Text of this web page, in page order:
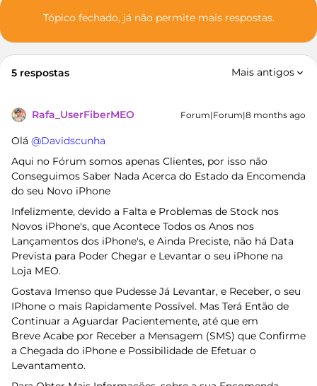
Tópico fechado, já não permite mais respostas.
5 respostas Mais antigos
Rafa_UserFiberMEO Forum|Forum|8 months ago
Olá ​ @Davidscunha
Aqui no Fórum somos apenas Clientes, por isso não
Conseguimos Saber Nada Acerca do Estado da Encomenda
do seu Novo iPhone
Infelizmente, devido a Falta e Problemas de Stock nos
Novos iPhone's, que Acontece Todos os Anos nos
Lançamentos dos iPhone's, e Ainda Preciste, não há Data
Prevista para Poder Chegar e Levantar o seu iPhone na
Loja MEO.
Gostava Imenso que Pudesse Já Levantar, e Receber, o seu
IPhone o mais Rapidamente Possível. Mas Terá Então de
Continuar a Aguardar Pacientemente, até que em
Breve Acabe por Receber a Mensagem (SMS) que Confirme
a Chegada do iPhone e Possibilidade de Efetuar o
Levantamento.